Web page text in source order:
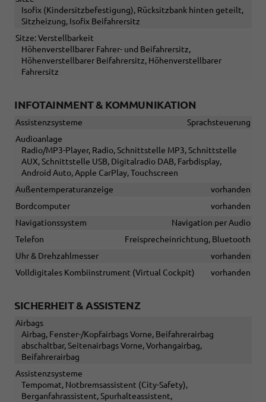
Isofix (Kindersitzbefestigung), Rücksitzbank hinten geteilt,
Sitzheizung, Isofix Beifahrersitz
Sitze: Verstellbarkeit
Höhenverstellbarer Fahrer- und Beifahrersitz,
Höhenverstellbarer Beifahrersitz, Höhenverstellbarer
Fahrersitz
INFOTAINMENT & KOMMUNIKATION
Assistenzsysteme
Sprachsteuerung
Audioanlage
Radio/MP3-Player, Radio, Schnittstelle MP3, Schnittstelle
AUX, Schnittstelle USB, Digitalradio DAB, Farbdisplay,
Android Auto, Apple CarPlay, Touchscreen
Außentemperaturanzeige
vorhanden
Bordcomputer
vorhanden
Navigationssystem
Navigation per Audio
Telefon
Freisprecheinrichtung, Bluetooth
Uhr & Drehzahlmesser
vorhanden
Volldigitales Kombiinstrument (Virtual Cockpit)
vorhanden
SICHERHEIT & ASSISTENZ
Airbags
Airbag, Fenster-/Kopfairbags Vorne, Beifahrerairbag
abschaltbar, Seitenairbags Vorne, Vorhangairbag,
Beifahrerairbag
Assistenzsysteme
Tempomat, Notbremsassistent (City-Safety),
Berganfahrassistent, Spurhalteassistent,